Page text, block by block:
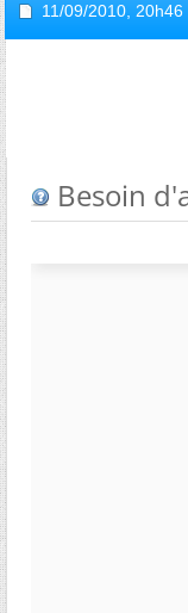
11/09/2010, 20h46
Besoin